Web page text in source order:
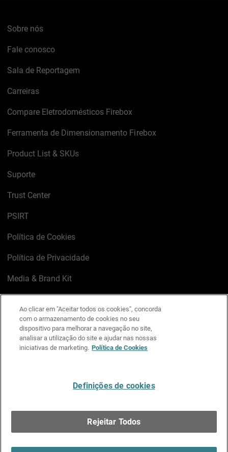
Sobre nós
Fale conosco
Sala de Reportagem
Carreiras
Compare Eletrodomésticos Firebox
Ferramenta de Dimensionamento Firebox
Product List & SKUs
Suporte
Trust Center
PSIRT
Política de Cookies
Política de Privacidade
Media & Brand Kit
LinkedIn
X FacebookInstagram
YouTube
Ao clicar em "Aceitar todos os cookies", concorda
com o armazenamento de cookies no seu
dispositivo para melhorar a navegação no site,
analisar a utilização do site e ajudar nas nossas
iniciativas de marketing. Política de Cookies
Definições de cookies
Rejeitar Todos